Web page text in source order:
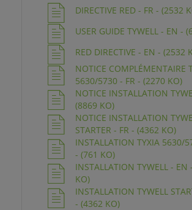
DIRECTIVE RED - FR - (2532
USER GUIDE TYWELL - EN -
RED DIRECTIVE - EN - (2532
NOTICE COMPLÉMENTAIRE
5630/5730 - FR - (2270 KO)
NOTICE INSTALLATION
(8869 KO)
NOTICE INSTALLATION
STARTER - FR - (4362 KO)
INSTALLATION TYXIA 5630/
- (761 KO)
INSTALLATION TYWELL - EN
KO)
INSTALLATION TYWELL
- (4362 KO)